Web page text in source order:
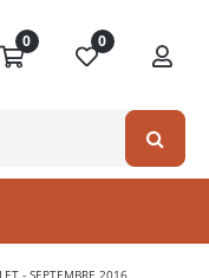
0 0